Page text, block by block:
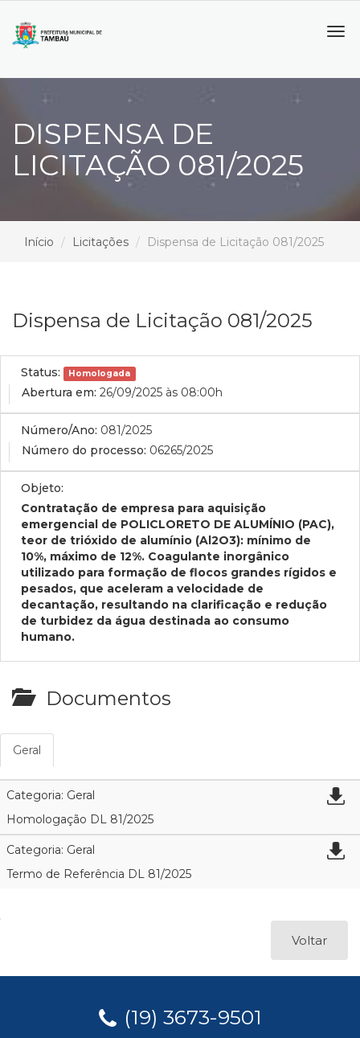
DISPENSA DE
LICITAÇÃO 081/2025
Início Licitações Dispensa de Licitação 081/2025
Dispensa de Licitação 081/2025
Status: Homologada
Abertura em: 26/09/2025 às 08:00h
Número/Ano: 081/2025
Número do processo: 06265/2025
Objeto:
Contratação de empresa para aquisição
emergencial de POLICLORETO DE ALUMÍNIO (PAC),
teor de trióxido de alumínio (Al2O3): mínimo de
10%, máximo de 12%. Coagulante inorgânico
utilizado para formação de flocos grandes rígidos e
pesados, que aceleram a velocidade de
decantação, resultando na clarificação e redução
de turbidez da água destinada ao consumo
humano.
Documentos
Geral
Categoria: Geral
Homologação DL 81/2025
Categoria: Geral
Termo de Referência DL 81/2025
Voltar
(19) 3673-9501